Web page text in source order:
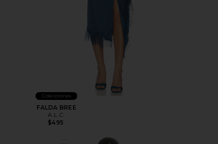
Colecciones
FALDA BREE
A.L.C.
$495